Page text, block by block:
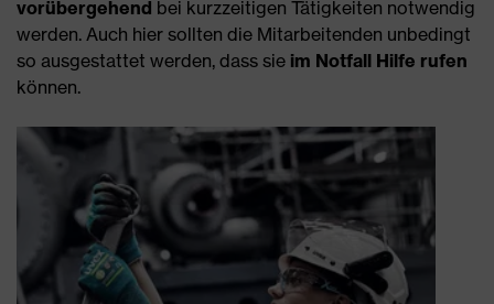
vorübergehend bei kurzzeitigen Tätigkeiten notwendig
werden. Auch hier sollten die Mitarbeitenden unbedingt
so ausgestattet werden, dass sie im Notfall Hilfe rufen
können.
Arbeiten in verdeckten oder weitläufigen
Bereichen
Arbeiten hinter großen Maschinen